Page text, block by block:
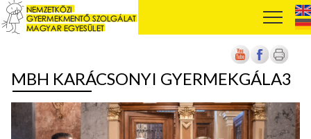
MBH KARÁCSONYI GYERMEKGÁLA3